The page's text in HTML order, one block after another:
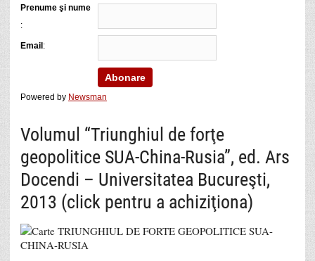
Prenume şi nume
:
Email :
Powered by Newsman
Volumul “Triunghiul de forţe
geopolitice SUA-China-Rusia”, ed. Ars
Docendi – Universitatea Bucureşti,
2013 (click pentru a achiziţiona)